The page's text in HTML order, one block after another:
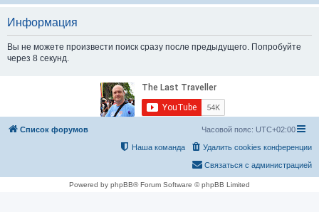
Информация
Вы не можете произвести поиск сразу после предыдущего. Попробуйте
через 8 секунд.
Список форумов Часовой пояс: UTC+02:00
Удалить cookies конференции
Наша команда
Связаться с администрацией
Powered by phpBB® Forum Software © phpBB Limited